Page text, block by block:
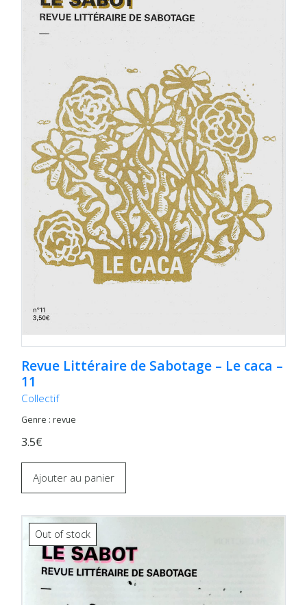
Revue Littéraire de Sabotage – Le caca –
11
Collectif
Genre : revue
3.5€
Ajouter au panier
Out of stock